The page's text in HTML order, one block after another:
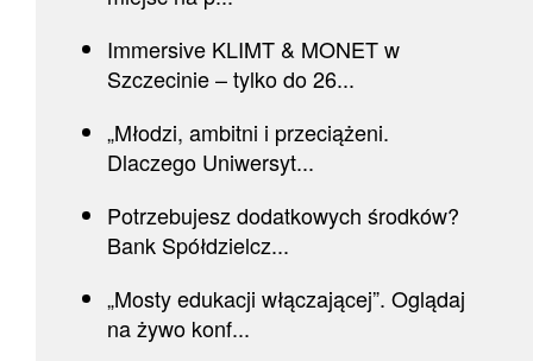
Immersive KLIMT & MONET w
Szczecinie – tylko do 26...
„Młodzi, ambitni i przeciążeni.
Dlaczego Uniwersyt...
Potrzebujesz dodatkowych środków?
Bank Spółdzielcz...
„Mosty edukacji włączającej”. Oglądaj
na żywo konf...